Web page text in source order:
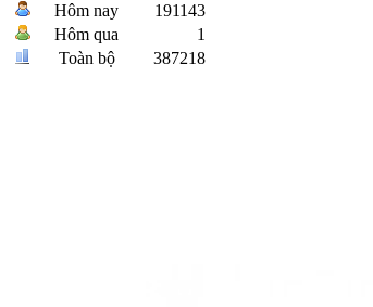
Hôm nay
191143
Hôm qua
1
Toàn bộ
387218